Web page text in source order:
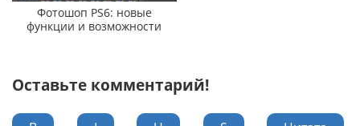
Фотошоп PS6: новые
функции и возможности
Оставьте комментарий!